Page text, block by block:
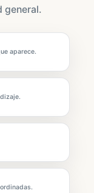
general.
aparece.